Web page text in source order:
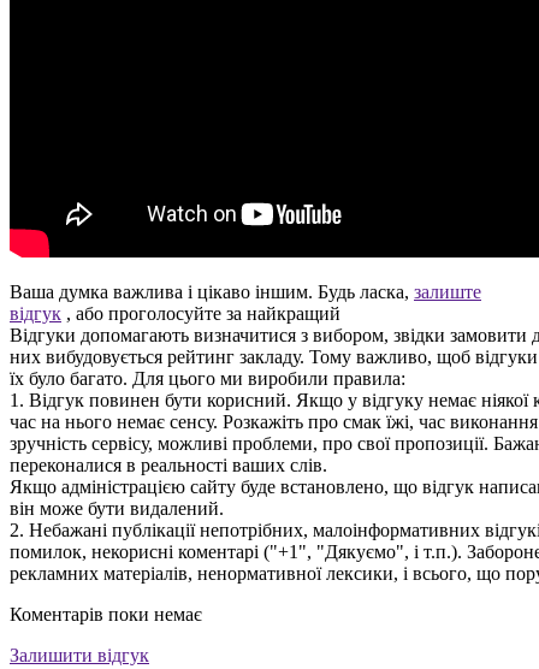
Ваша думка важлива і цікаво іншим. Будь ласка, залиште
відгук , або проголосуйте за найкращий
Відгуки допомагають визначитися з вибором, звідки замовити
них вибудовується рейтинг закладу. Тому важливо, щоб
їх було багато. Для цього ми виробили правила:
1. Відгук повинен бути корисний. Якщо у відгуку немає ніякої
час на нього немає сенсу. Розкажіть про смак їжі, час
зручність сервісу, можливі проблеми, про свої пропозиції.
переконалися в реальності ваших слів.
Якщо адміністрацією сайту буде встановлено, що відгук
він може бути видалений.
2. Небажані публікації непотрібних, малоінформативних
помилок, некорисні коментарі ("+1", "Дякуємо", і т.п.).
рекламних матеріалів, ненормативної лексики, і всього, що
Коментарів поки немає
Залишити відгук